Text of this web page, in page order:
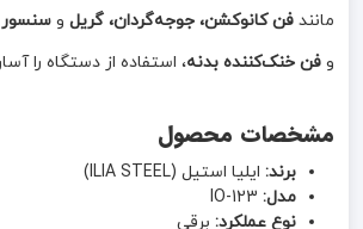
مانند فن کانوکشن، جوجه‌گردان، گریل و سنسور
و فن خنک‌کننده بدنه، استفاده از دستگاه را
مشخصات محصول
برند: ایلیا استیل (ILIA STEEL)
مدل:
نوع عملکرد: برقی